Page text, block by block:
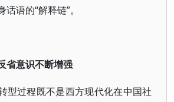
语的“解释链”。
省意识不断增强
型过程既不是西方现代化在中国社